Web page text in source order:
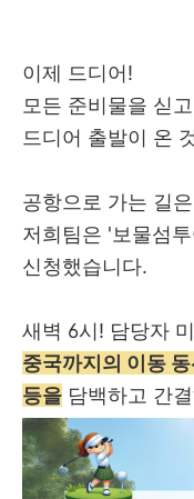
이제 드디어!
모든 준비물을 싣
드디어 출발이 온
공항으로 가는 길
저희팀은 '보물섬
신청했습니다.
새벽 6시! 담당자
중국까지의 이동 동
등을 담백하고 간